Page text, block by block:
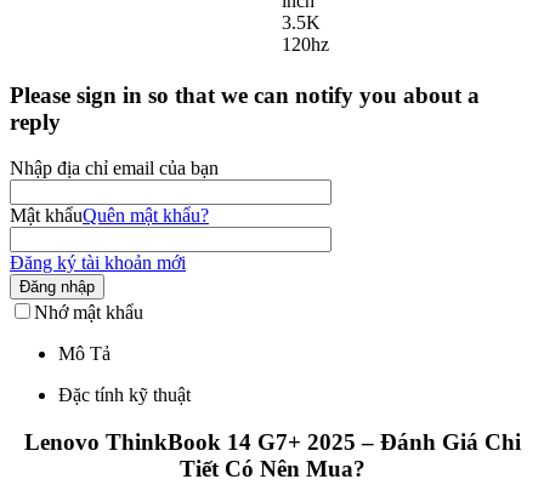
3.5K
120hz
Please sign in so that we can notify you about a
reply
Nhập địa chỉ email của bạn
Mật khẩuQuên mật khẩu?
Đăng ký tài khoản mới
Đăng nhập
Nhớ mật khẩu
Mô Tả
Đặc tính kỹ thuật
Lenovo ThinkBook 14 G7+ 2025 – Đánh Giá Chi
Tiết Có Nên Mua?